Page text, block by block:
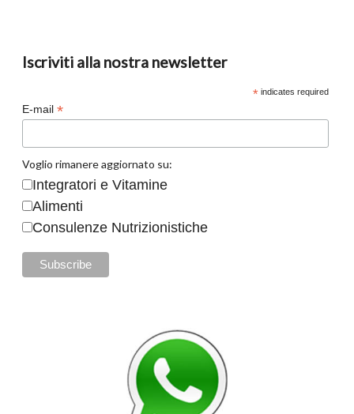
Iscriviti alla nostra newsletter
* indicates required
E-mail *
Voglio rimanere aggiornato su:
Integratori e Vitamine
Alimenti
Consulenze Nutrizionistiche